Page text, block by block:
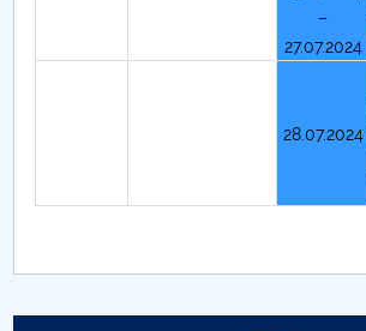
–
27.07.2024
28.07.2024